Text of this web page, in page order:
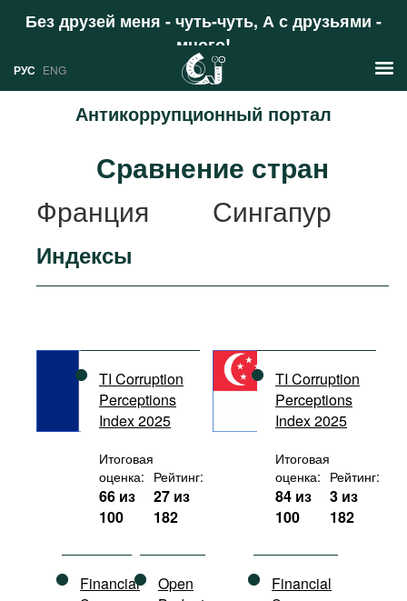
Без друзей меня - чуть-чуть, А с друзьями -
много!
Поддержать
РУС ENG
Антикоррупционный портал
Аналитика
Профили
Стран
Ресурсы
Документы международных
организаций
Фильмы
Подкасты
Книжная полка
Сравнение стран
Франция
Сингапур
Индексы
TI Corruption
Perceptions
Index 2025
Итоговая
оценка:
66 из
100
Рейтинг:
27 из
182
Financial
Open
TI Corruption
Perceptions
Index 2025
Итоговая
оценка:
84 из
100
Рейтинг:
3 из
182
Financial